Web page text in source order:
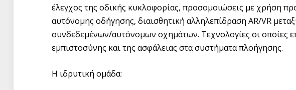
έλεγχος της οδικής κυκλοφορίας, προσομοιώσεις με χρήση
αυτόνομης οδήγησης, διαισθητική αλληλεπίδραση AR/VR
συνδεδεμένων/αυτόνομων οχημάτων. Τεχνολογίες οι οποίες
εμπιστοσύνης και της ασφάλειας στα συστήματα πλοήγησης.
Η ιδρυτική ομάδα: